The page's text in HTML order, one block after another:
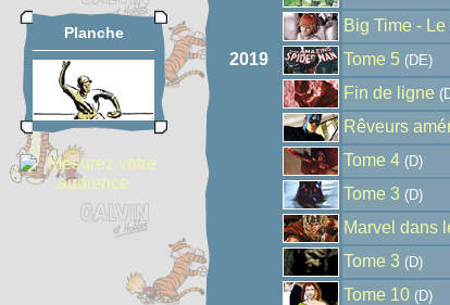
Planche
Big Time -
2019
Tome 5 (DE)
Fin de ligne
Rêveurs
Tome 4 (D)
Tome 3 (D)
Marvel dans
Tome 3 (D)
Tome 10 (D)